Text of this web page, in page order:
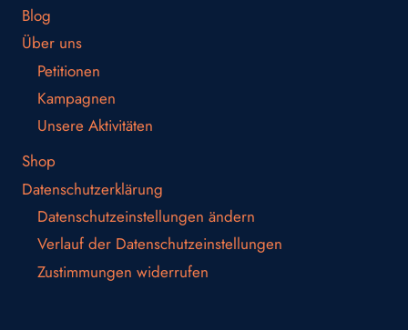
Blog
Über uns
Petitionen
Kampagnen
Unsere Aktivitäten
Shop
Datenschutzerklärung
Datenschutzeinstellungen ändern
Verlauf der Datenschutzeinstellungen
Zustimmungen widerrufen